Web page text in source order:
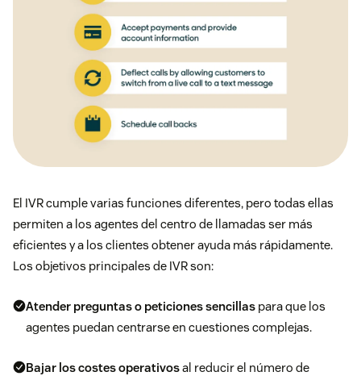
El IVR cumple varias funciones diferentes, pero todas ellas
permiten a los agentes del centro de llamadas ser más
eficientes y a los clientes obtener ayuda más rápidamente.
Los objetivos principales de IVR son:
Atender preguntas o peticiones sencillas para que los
agentes puedan centrarse en cuestiones complejas.
Bajar los costes operativosal reducir el número de